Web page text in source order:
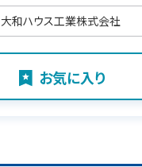
大和ハウス工業株式会社
お気に入り